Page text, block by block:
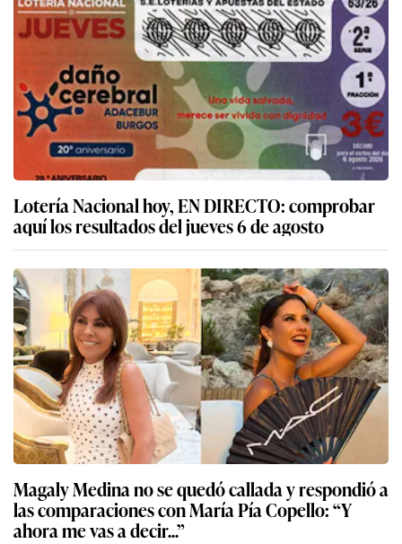
Lotería Nacional hoy, EN DIRECTO: comprobar
aquí los resultados del jueves 6 de agosto
Magaly Medina no se quedó callada y respondió a
las comparaciones con María Pía Copello: “Y
ahora me vas a decir...”